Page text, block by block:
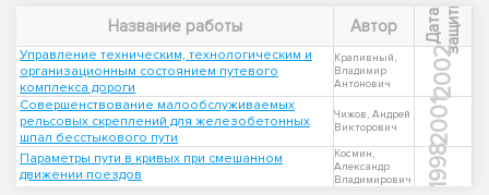
Название работы Автор Д
а
т
а
з
а
щ
и
т ы
Управление техническим, технологическим и
организационным состоянием путевого
комплекса дороги
Крапивный,
Владимир
Антонович
2002
Совершенствование малообслуживаемых
рельсовых скреплений для железобетонных
шпал бесстыкового пути
Чижов, Андрей
Викторович
2001
Параметры пути в кривых при смешанном
движении поездов
Космин,
Александр
Владимирович
1998